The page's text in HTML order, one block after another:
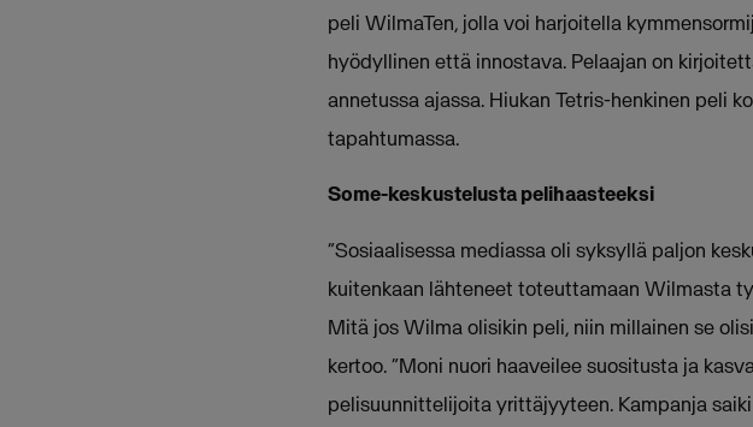
peli WilmaTen, jolla voi harjoitella
hyödyllinen että innostava. Pelaajan on
annetussa ajassa. Hiukan Tetris-henkinen peli
tapahtumassa.
Some-keskustelusta pelihaasteeksi
“Sosiaalisessa mediassa oli syksyllä paljon
kuitenkaan lähteneet toteuttamaan Wilmasta
Mitä jos Wilma olisikin peli, niin millainen se
kertoo. “Moni nuori haaveilee suositusta ja
pelisuunnittelijoita yrittäjyyteen. Kampanja